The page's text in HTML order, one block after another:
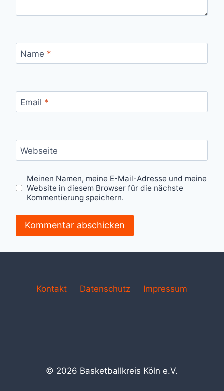
Name *
Email *
Webseite
Meinen Namen, meine E-Mail-Adresse und meine
Website in diesem Browser für die nächste
Kommentierung speichern.
Kontakt Datenschutz Impressum
© 2026 Basketballkreis Köln e.V.